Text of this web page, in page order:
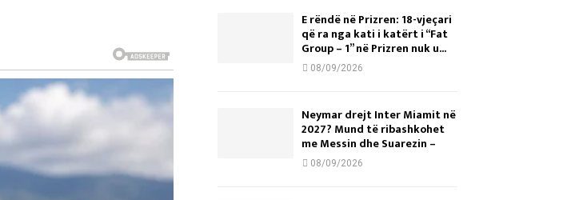
E rëndë në Prizren: 18-vjeçari
që ra nga kati i katërt i “Fat
Group – 1” në Prizren nuk u...
08/09/2026
Neymar drejt Inter Miamit në
2027? Mund të ribashkohet
me Messin dhe Suarezin –
08/09/2026